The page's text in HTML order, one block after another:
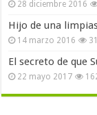
28 diciembre 2016
Hijo de una
14 marzo 2016
El secreto de que
22 mayo 2017